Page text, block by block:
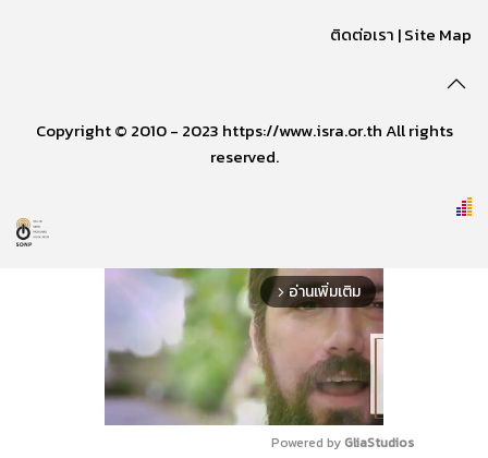
ติดต่อเรา |Site Map
Copyright © 2010 - 2023 https://www.isra.or.th All rights
reserved.
arrow_forward_ios อ่านเพิ่มเติม
Powered by GliaStudios